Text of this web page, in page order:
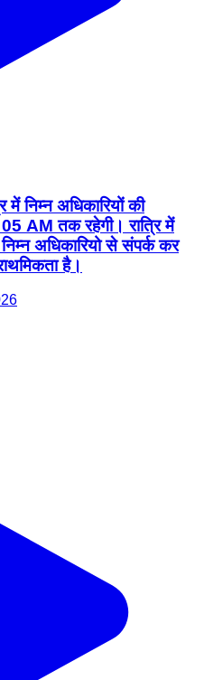
निम्न अधिकारियों की
AM तक रहेगी। रात्रि में
अधिकारियो से संपर्क कर
है।